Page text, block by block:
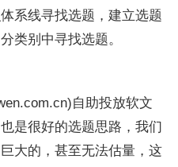
系线寻找选题，建立选题
类别中寻找选题。
自助投放软文
是很好的选题思路，我们
大的，甚至无法估量，这